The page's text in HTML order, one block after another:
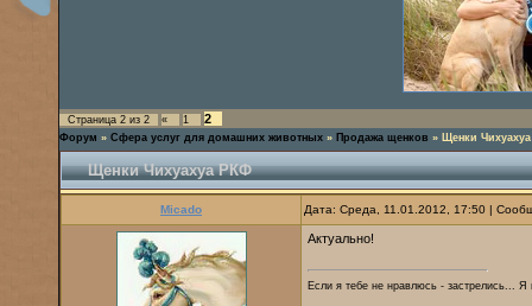
Страница 2 из 2 « 1 2
Форум » Сфера услуг для домашних животных » Продажа щенков » Щенки
Щенки Чихуахуа РКФ
Micado Дата: Среда, 11.01.2012, 17:50 |
Актуально!
Если я тебе не нравлюсь - застрелись... Я